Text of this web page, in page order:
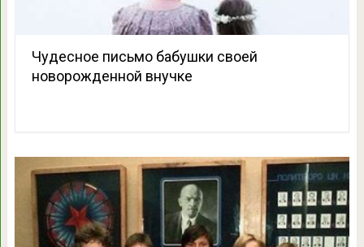
Чудесное письмо бабушки своей
новорожденной внучке